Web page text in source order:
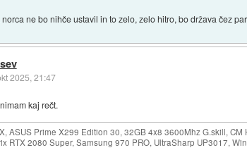
ne bo nihče ustavil in to zelo, zelo hitro, bo država čez
2025, 21:47
kaj rečt.
ASUS Prime X299 Edition 30, 32GB 4x8 3600Mhz G.skill, CM
RTX 2080 Super, Samsung 970 PRO, UltraSharp UP3017,